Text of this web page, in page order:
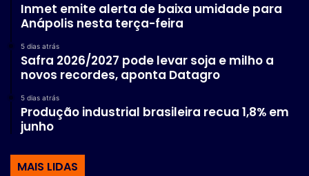
Inmet emite alerta de baixa umidade para
Anápolis nesta terça-feira
5 dias atrás
Safra 2026/2027 pode levar soja e milho a
novos recordes, aponta Datagro
5 dias atrás
Produção industrial brasileira recua 1,8% em
junho
MAIS LIDAS